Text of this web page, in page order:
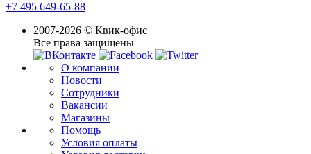
+7 495 649-65-88
2007-2026 © Квик-офис
Все права защищены
О компании
Новости
Сотрудники
Вакансии
Магазины
Помощь
Условия оплаты